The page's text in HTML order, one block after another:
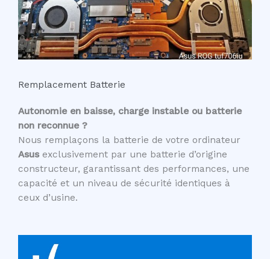
Remplacement Batterie
Autonomie en baisse, charge instable ou batterie
non reconnue ?
Nous remplaçons la batterie de votre ordinateur
Asusexclusivement par une batterie d’origine
constructeur, garantissant des performances, une
capacité et un niveau de sécurité identiques à
ceux d’usine.